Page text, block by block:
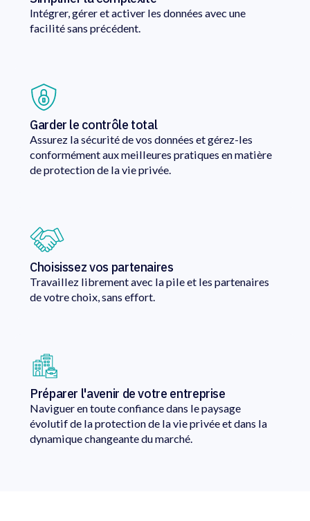
Intégrer, gérer et activer les données avec une
facilité sans précédent.
Garder le contrôle total
Assurez la sécurité de vos données et gérez-les
conformément aux meilleures pratiques en matière
de protection de la vie privée.
Choisissez vos partenaires
Travaillez librement avec la pile et les partenaires
de votre choix, sans effort.
Préparer l'avenir de votre entreprise
Naviguer en toute confiance dans le paysage
évolutif de la protection de la vie privée et dans la
dynamique changeante du marché.